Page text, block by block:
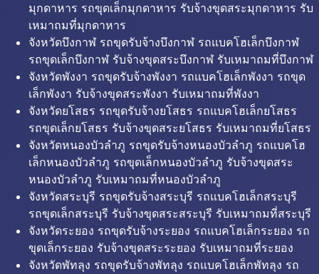
มุกดาหาร รถขุดเล็กมุกดาหาร รับจ้างขุดสระมุกดาหาร รับ
เหมาถมที่มุกดาหาร
จังหวัดบึงกาฬ รถขุดรับจ้างบึงกาฬ รถแบคโฮเล็กบึงกาฬ
รถขุดเล็กบึงกาฬ รับจ้างขุดสระบึงกาฬ รับเหมาถมที่บึงกาฬ
จังหวัดพังงา รถขุดรับจ้างพังงา รถแบคโฮเล็กพังงา รถขุด
เล็กพังงา รับจ้างขุดสระพังงา รับเหมาถมที่พังงา
จังหวัดยโสธร รถขุดรับจ้างยโสธร รถแบคโฮเล็กยโสธร
รถขุดเล็กยโสธร รับจ้างขุดสระยโสธร รับเหมาถมที่ยโสธร
จังหวัดหนองบัวลำภู รถขุดรับจ้างหนองบัวลำภู รถแบคโฮ
เล็กหนองบัวลำภู รถขุดเล็กหนองบัวลำภู รับจ้างขุดสระ
หนองบัวลำภู รับเหมาถมที่หนองบัวลำภู
จังหวัดสระบุรี รถขุดรับจ้างสระบุรี รถแบคโฮเล็กสระบุรี
รถขุดเล็กสระบุรี รับจ้างขุดสระสระบุรี รับเหมาถมที่สระบุรี
จังหวัดระยอง รถขุดรับจ้างระยอง รถแบคโฮเล็กระยอง รถ
ขุดเล็กระยอง รับจ้างขุดสระระยอง รับเหมาถมที่ระยอง
จังหวัดพัทลุง รถขุดรับจ้างพัทลุง รถแบคโฮเล็กพัทลุง รถ